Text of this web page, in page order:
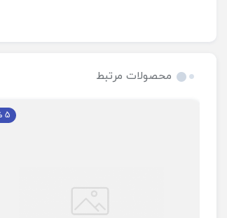
محصولات مرتبط
5 %